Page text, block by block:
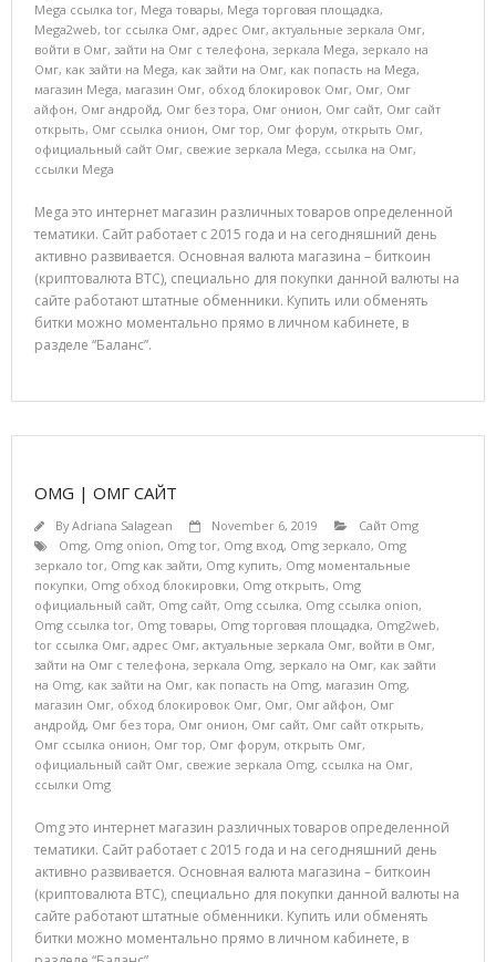
Mega ссылка tor, Mega товары, Mega торговая площадка,
Mega2web, tor ссылка Омг, адрес Омг, актуальные зеркала Омг,
войти в Омг, зайти на Омг с телефона, зеркала Mega, зеркало на
Омг, как зайти на Mega, как зайти на Омг, как попасть на Mega,
магазин Mega, магазин Омг, обход блокировок Омг, Омг, Омг
айфон, Омг андройд, Омг без тора, Омг онион, Омг сайт, Омг сайт
открыть, Омг ссылка онион, Омг тор, Омг форум, открыть Омг,
официальный сайт Омг, свежие зеркала Mega, ссылка на Омг,
ссылки Mega
Mega это интернет магазин различных товаров определенной
тематики. Сайт работает с 2015 года и на сегодняшний день
активно развивается. Основная валюта магазина – биткоин
(криптовалюта BTC), специально для покупки данной валюты на
сайте работают штатные обменники. Купить или обменять
битки можно моментально прямо в личном кабинете, в
разделе “Баланс”.
OMG | ОМГ САЙТ
ByAdriana Salagean November 6, 2019
Сайт Omg
Omg, Omg onion, Omg tor, Omg вход, Omg зеркало, Omg
зеркало tor, Omg как зайти, Omg купить, Omg моментальные
покупки, Omg обход блокировки, Omg открыть, Omg
официальный сайт, Omg сайт, Omg ссылка, Omg ссылка onion,
Omg ссылка tor, Omg товары, Omg торговая площадка, Omg2web,
tor ссылка Омг, адрес Омг, актуальные зеркала Омг, войти в Омг,
зайти на Омг с телефона, зеркала Omg, зеркало на Омг, как зайти
на Omg, как зайти на Омг, как попасть на Omg, магазин Omg,
магазин Омг, обход блокировок Омг, Омг, Омг айфон, Омг
андройд, Омг без тора, Омг онион, Омг сайт, Омг сайт открыть,
Омг ссылка онион, Омг тор, Омг форум, открыть Омг,
официальный сайт Омг, свежие зеркала Omg, ссылка на Омг,
ссылки Omg
Omg это интернет магазин различных товаров определенной
тематики. Сайт работает с 2015 года и на сегодняшний день
активно развивается. Основная валюта магазина – биткоин
(криптовалюта BTC), специально для покупки данной валюты на
сайте работают штатные обменники. Купить или обменять
битки можно моментально прямо в личном кабинете, в